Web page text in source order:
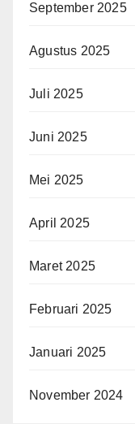
September 2025
Agustus 2025
Juli 2025
Juni 2025
Mei 2025
April 2025
Maret 2025
Februari 2025
Januari 2025
November 2024